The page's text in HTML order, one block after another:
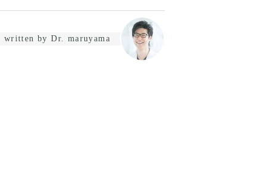
written by Dr. maruyama